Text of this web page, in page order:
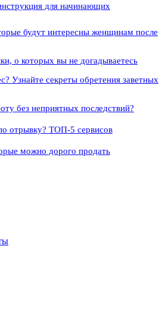
для начинающих
будут интересны женщинам после
о которых вы не догадываетесь
Узнайте секреты обретения заветных
без неприятных последствий?
отрывку? ТОП-5 сервисов
можно дорого продать